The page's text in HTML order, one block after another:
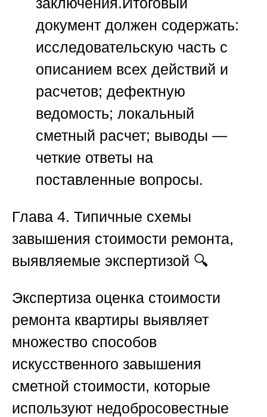
документ должен содержать:
исследовательскую часть с
описанием всех действий и
расчетов; дефектную
ведомость; локальный
сметный расчет; выводы —
четкие ответы на
поставленные вопросы.
Глава 4. Типичные схемы
завышения стоимости ремонта,
выявляемые экспертизой 🔍
Экспертиза оценка стоимости
ремонта квартиры выявляет
множество способов
искусственного завышения
сметной стоимости, которые
используют недобросовестные